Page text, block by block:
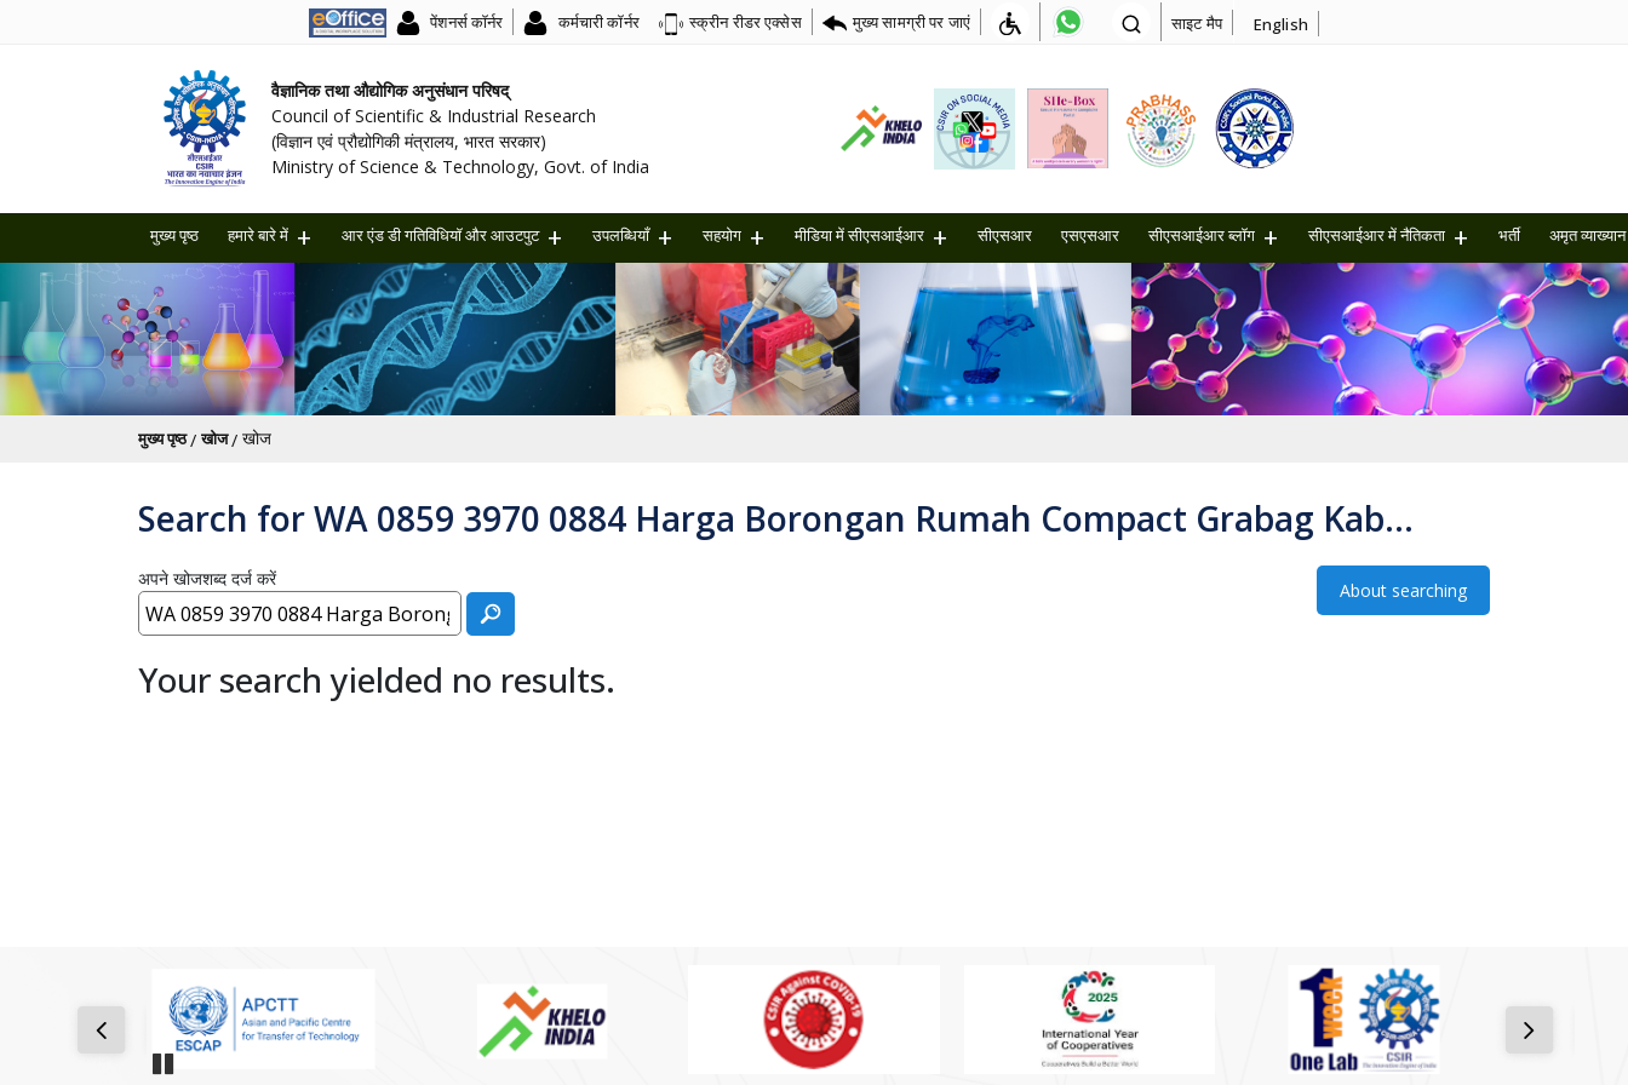
पेंशनर्स कॉर्नर कर्मचारी कॉर्नर स्क्रीन रीडर एक्सेस मुख्य सामग्री पर जाएं साइट मैप English
वैज्ञानिक तथा औद्योगिक अनुसंधान परिषद्
Council of Scientific & Industrial Research
(विज्ञान एवं प्रौद्योगिकी मंत्रालय, भारत सरकार)
Ministry of Science & Technology, Govt. of India
मुख्य पृष्ठ हमारे बारे में आर एंड डी गतिविधियॉ और आउटपुट उपलब्धियाँ सहयोग मीडिया में सीएसआईआर सीएसआर एसएसआर सीएसआईआर ब्लॉग सीएसआईआर में नैतिकता भर्ती अमृत ​​व्याख्यान
पग चिन्ह
मुख्य पृष्ठ खोज खोज
Search for WA 0859 3970 0884 Harga Borongan Rumah Compact Grabag Kab…
अपने खोजशब्द दर्ज करें
About searching
Your search yielded no results.